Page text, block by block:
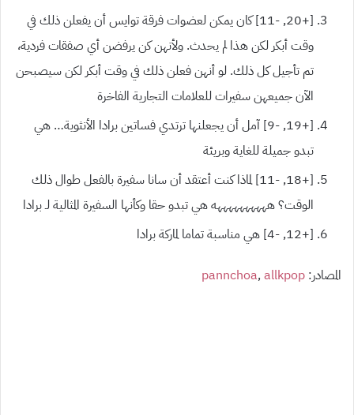
[+20,
-11]
كان يمكن لعضوات فرقة توايس أن يفعلن ذلك في
وقت أبكر لكن هذا لم يحدث. ولأنهن كن يرفضن أي صفقات فردية،
تم تأجيل كل ذلك. لو أنهن فعلن ذلك في وقت أبكر لكن سيصبحن
الآن جميعهن سفيرات للعلامات التجارية الفاخرة
[+19,
-9]
آمل أن يجعلنها ترتدي فساتين برادا الأنثوية… هي
تبدو جميلة للغاية وبريئة
[+18,
-11]
لماذا كنت أعتقد أن سانا سفيرة بالفعل طوال ذلك
الوقت؟ ههههههههههه هي تبدو حقا وكأنها السفيرة المثالية لـ برادا
[+12,
-4] هي مناسبة تماما لماركة برادا
المصادر:
pannchoa, allkpop